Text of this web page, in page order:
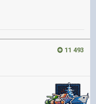
11 493